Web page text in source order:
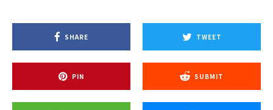
SHARE TWEET
PIN SUBMIT